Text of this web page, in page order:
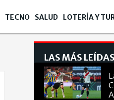
TECNO SALUD LOTERÍA Y
LAS MÁS LEÍDAS